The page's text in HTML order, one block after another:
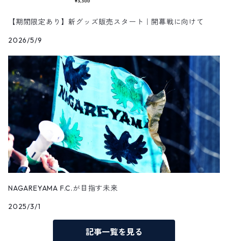
【期間限定あり】新グッズ販売スタート｜開幕戦に向けて
2026/5/9
NAGAREYAMA F.C.が目指す未来
2025/3/1
記事一覧を見る